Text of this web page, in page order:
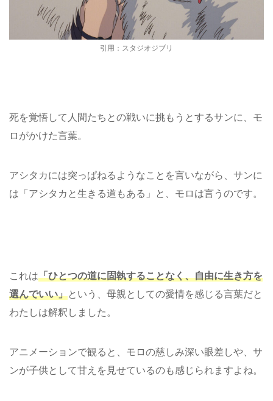
引用：スタジオジブリ
死を覚悟して人間たちとの戦いに挑もうとするサンに、モ
ロがかけた言葉。
アシタカには突っぱねるようなことを言いながら、サンに
は「アシタカと生きる道もある」と、モロは言うのです。
これは「ひとつの道に固執することなく、自由に生き方を
選んでいい」という、母親としての愛情を感じる言葉だと
わたしは解釈しました。
アニメーションで観ると、モロの慈しみ深い眼差しや、サ
ンが子供として甘えを見せているのも感じられますよね。